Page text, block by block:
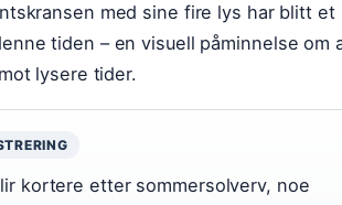
med sine fire lys har blitt et
tiden – en visuell påminnelse om
lysere tider.
kortere etter sommersolverv, noe